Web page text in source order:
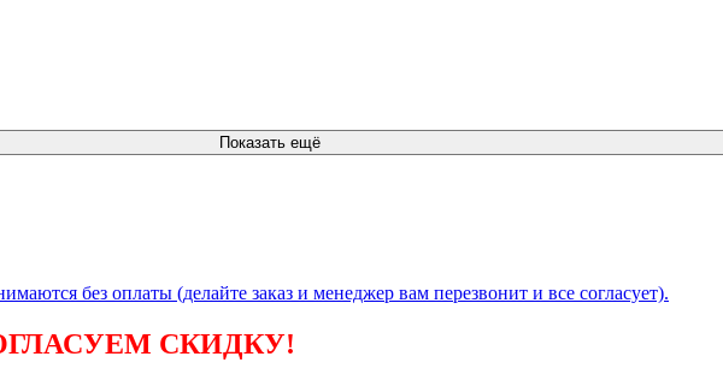
Показать ещё
без оплаты (делайте заказ и менеджер вам перезвонит и все согласует).
СКИДКУ!